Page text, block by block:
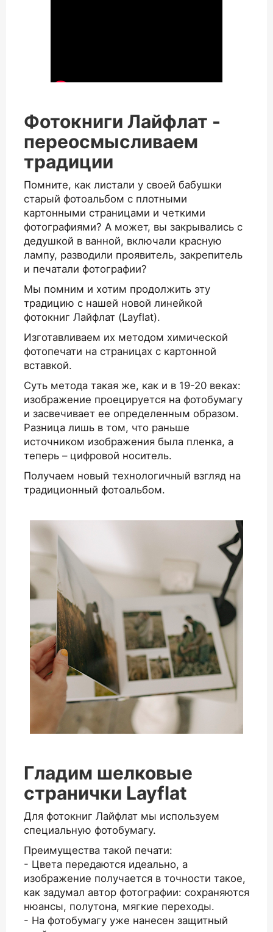
Фотокниги Лайфлат -
переосмысливаем
традиции
Помните, как листали у своей бабушки
старый фотоальбом с плотными
картонными страницами и четкими
фотографиями? А может, вы закрывались с
дедушкой в ванной, включали красную
лампу, разводили проявитель, закрепитель
и печатали фотографии?
Мы помним и хотим продолжить эту
традицию с нашей новой линейкой
фотокниг Лайфлат (Layflat).
Изготавливаем их методом химической
фотопечати на страницах с картонной
вставкой.
Суть метода такая же, как и в 19-20 веках:
изображение проецируется на фотобумагу
и засвечивает ее определенным образом.
Разница лишь в том, что раньше
источником изображения была пленка, а
теперь – цифровой носитель.
Получаем новый технологичный взгляд на
традиционный фотоальбом.
Гладим шелковые
странички Layflat
Для фотокниг Лайфлат мы используем
специальную фотобумагу.
Преимущества такой печати:
- Цвета передаются идеально, а
изображение получается в точности такое,
как задумал автор фотографии: сохраняются
нюансы, полутона, мягкие переходы.
- На фотобумагу уже нанесен защитный